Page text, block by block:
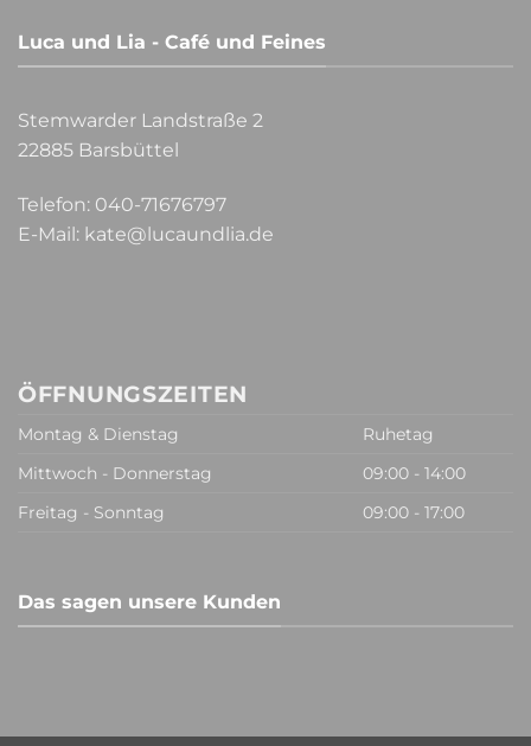
Luca und Lia - Café und Feines
Stemwarder Landstraße 2
22885 Barsbüttel
Telefon: 040-71676797
E-Mail: kate@lucaundlia.de
ÖFFNUNGSZEITEN
Montag & Dienstag
Ruhetag
Mittwoch - Donnerstag
09:00 - 14:00
Freitag - Sonntag
09:00 - 17:00
Das sagen unsere Kunden